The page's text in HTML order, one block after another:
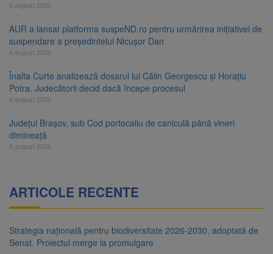
6 august 2026
AUR a lansat platforma suspeND.ro pentru urmărirea inițiativei de
suspendare a președintelui Nicușor Dan
6 august 2026
Înalta Curte analizează dosarul lui Călin Georgescu și Horațiu
Potra. Judecătorii decid dacă începe procesul
6 august 2026
Județul Brașov, sub Cod portocaliu de caniculă până vineri
dimineață
6 august 2026
ARTICOLE RECENTE
Strategia națională pentru biodiversitate 2026-2030, adoptată de
Senat. Proiectul merge la promulgare